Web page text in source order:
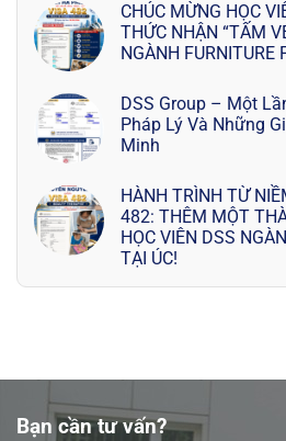
CHÚC MỪNG HỌC
THỨC NHẬN “TẤM
NGÀNH FURNITURE
DSS Group – Một
Pháp Lý Và Những
Minh
HÀNH TRÌNH TỪ
482: THÊM MỘT
HỌC VIÊN DSS
TẠI ÚC!
Bạn cần tư vấn?